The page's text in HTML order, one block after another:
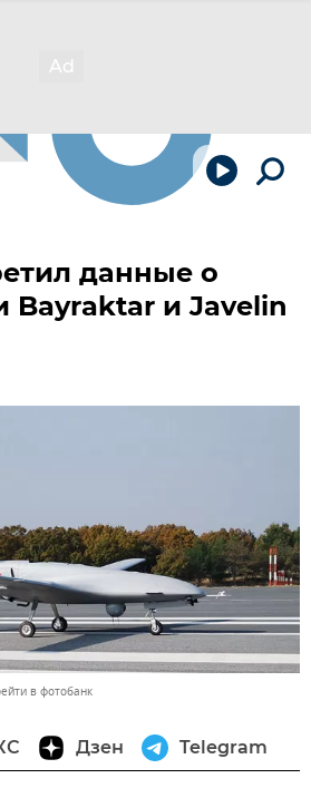
данные о
Bayraktar и Javelin
в фотобанк
Дзен Telegram